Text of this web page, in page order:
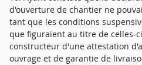
d'ouverture de chantier ne
tant que les conditions
que figuraient au titre de celles-
constructeur d'une attestation
ouvrage et de garantie de